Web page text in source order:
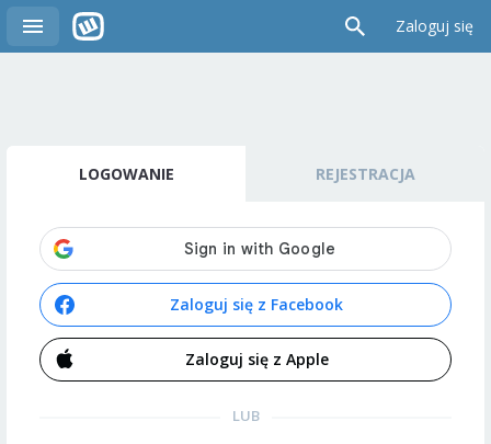
Zaloguj się
LOGOWANIE REJESTRACJA
Zaloguj się z Facebook
Zaloguj się z Apple
LUB